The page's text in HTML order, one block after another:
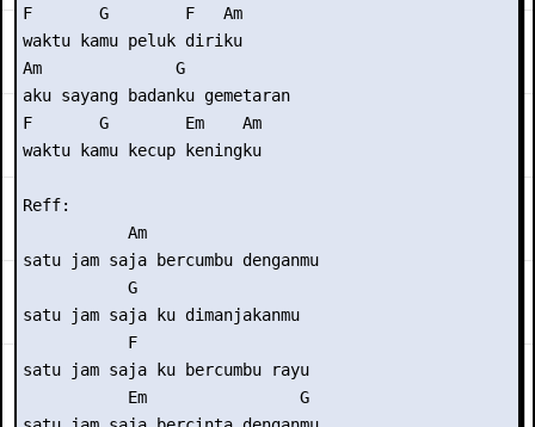
F       G        F   Am
waktu kamu peluk diriku
Am              G
aku sayang badanku gemetaran
F       G        Em    Am
waktu kamu kecup keningku
Reff:
           Am
satu jam saja bercumbu denganmu
           G
satu jam saja ku dimanjakanmu
           F
satu jam saja ku bercumbu rayu
           Em                G